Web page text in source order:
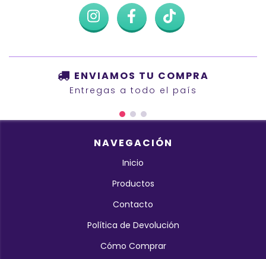
ENVIAMOS TU COMPRA
Entregas a todo el país
NAVEGACIÓN
Inicio
Productos
Contacto
Política de Devolución
Cómo Comprar